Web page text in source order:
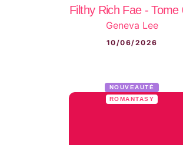
Filthy Rich Fae - Tome
Geneva Lee
10/06/2026
NOUVEAUTÉ
ROMANTASY